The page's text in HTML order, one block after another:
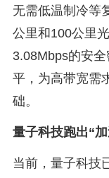
无需低温制冷等
公里和100公里
3.08Mbps的安
平，为高带宽需
础。
量子科技跑出“
当前，量子科技